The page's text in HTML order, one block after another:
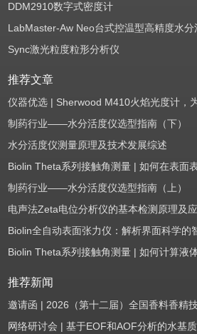
DDM2910数字式密度计
Sync激光粒度粒形分析仪
推荐文章
制药行业——水分活度仪选型指南（下）
水分活度仪测量原理及技术发展综述
制药行业——水分活度仪选型指南（上）
推荐新闻